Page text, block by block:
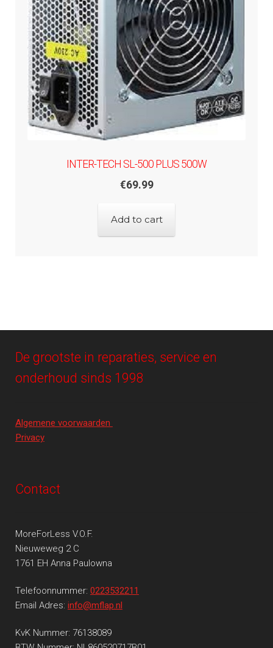
INTER-TECH SL-500 PLUS 500W
€69.99
Add to cart
De grootste in reparaties, service en
onderhoud sinds 1998
Algemene voorwaarden
Privacy
Contact
MoreForLess V.O.F.
Nieuweweg 2 C
1761 EH Anna Paulowna
Telefoonnummer: 0223532211
Email Adres: info@mflap.nl
KvK Nummer: 76138089